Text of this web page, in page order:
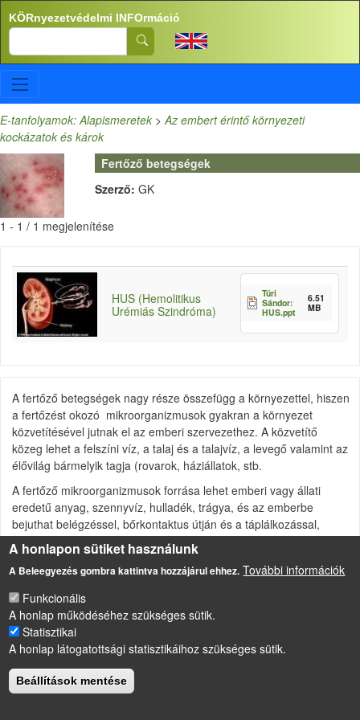
Ugrás a tartalomra
KÖRnyezetvédelmi INFOrmáció
Search
E-tanfolyamok: Alapismeretek >Az embert érintő környezeti
kockázatok és károk
Fertőző betegségek
Szerző: GK
1 - 1 / 1 megjelenítése
HUS (Hemolitikus
Urémiás Szindróma)
Túri
Sándor:
HUS.ppt
6.51
MB
A fertőző betegségek nagy része összefügg a környezettel, hiszen
a fertőzést okozó mikroorganizmusok gyakran a környezet
közvetítésével jutnak el az emberi szervezethez. A közvetítő
közeg lehet a felszíni víz, a talaj és a talajvíz, a levegő valamint az
élővilág bármelyik tagja (rovarok, háziállatok, stb.
A fertőző mikroorganizmusok forrása lehet emberi vagy állati
eredetű anyag, szennyvíz, hulladék, trágya, és az emberbe
bejuthat belégzéssel, bőrkontaktus útján és a táplálkozással,
ivóvízzel és élelmiszerekkel.
LÁBLÉC
Impresszum
Sütikezelési szabályzat
Drupal alapú webhely
A honlapon sütiket használunk
A Beleegyezés gombra kattintva hozzájárul ehhez. További információk
Funkcionális
A honlap működéséhez szükséges sütik.
Statisztikai
A honlap látogatottsági statisztikáihoz szükséges sütik.
Beállítások mentése